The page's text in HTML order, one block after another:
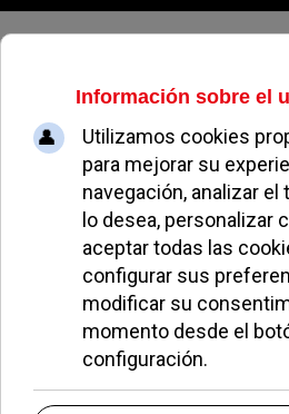
Viernes, 07 de agosto
Teléfono
Francia 5
Dirección: C/ Francia, 5
91 351 63 73